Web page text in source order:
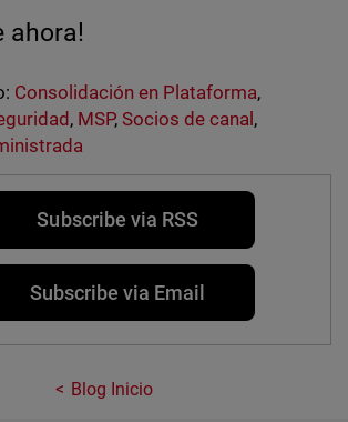
ahora!
Consolidación en Plataforma,
, MSP, Socios de canal ,
Subscribe via RSS
Subscribe via Email
Blog Inicio